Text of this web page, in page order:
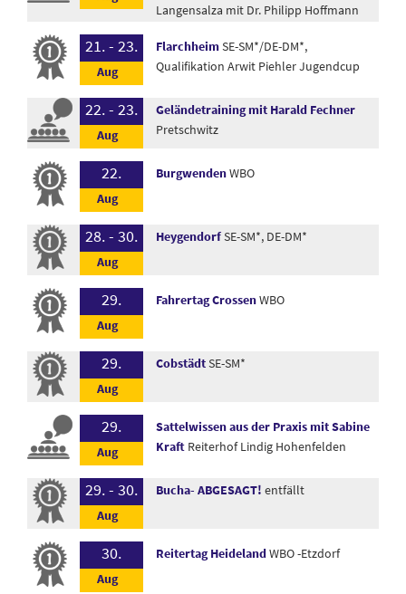
Langensalza mit Dr. Philipp Hoffmann
21. - 23. FlarchheimSE-SM*/DE-DM*,
Qualifikation Arwit Piehler Jugendcup
22. - 23.
Geländetraining mit Harald Fechner
Pretschwitz
22. BurgwendenWBO
28. - 30. HeygendorfSE-SM*, DE-DM*
29. Fahrertag CrossenWBO
29. CobstädtSE-SM*
29.
Sattelwissen aus der Praxis mit Sabine
KraftReiterhof Lindig Hohenfelden
29. - 30. Bucha- ABGESAGT! entfällt
30. Reitertag HeidelandWBO -Etzdorf